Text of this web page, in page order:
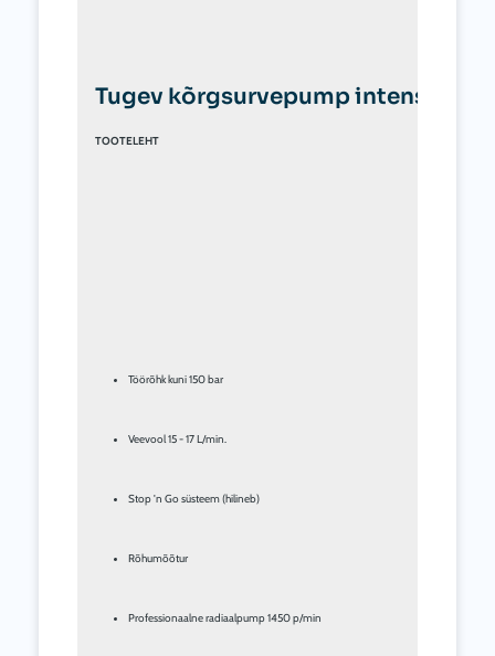
Tugev kõrgsurvepump
TOOTELEHT
Töörõhk kuni 150 bar
Veevool 15 - 17 L/min.
Stop 'n Go süsteem (hilineb)
Rõhumõõtur
Professionaalne radiaalpump 1450 p/min